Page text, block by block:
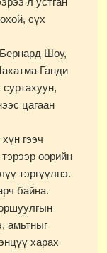
сүх
Шоу,
Ганди
цагаан
гээч
өөрийн
тэргүүлнэ.
байна.
амьтныг
харах